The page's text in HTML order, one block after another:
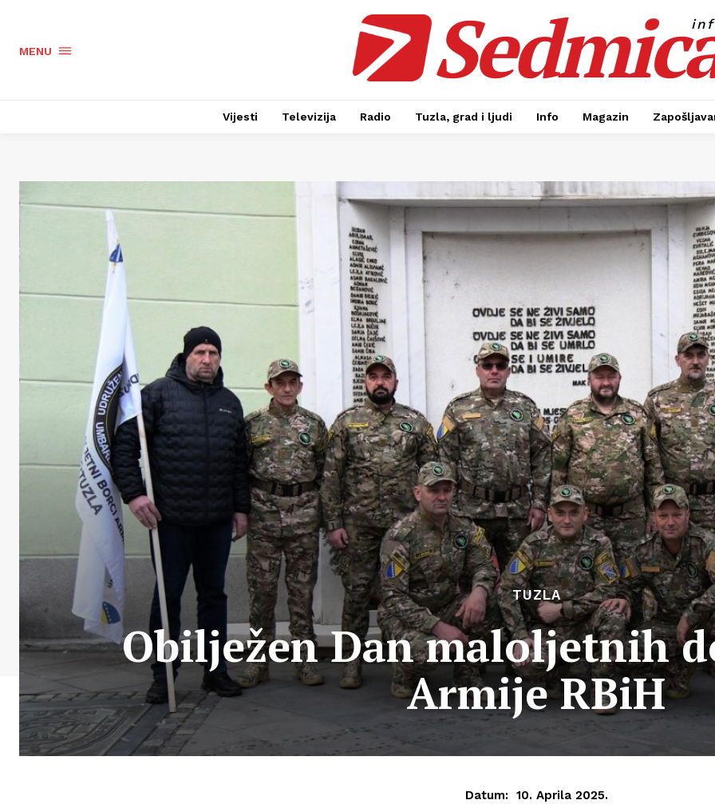
MENU
Vijesti Televizija Radio Tuzla, grad i ljudi Info Magazin
TUZLA
Obilježen Dan maloljetnih
Armije RBiH
Datum: 10. Aprila 2025.